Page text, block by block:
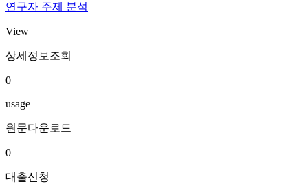
연구자 주제 분석
View
상세정보조회
0
usage
원문다운로드
0
대출신청